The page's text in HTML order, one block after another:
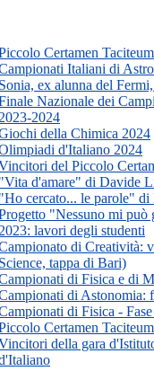
Certamen
Italiani di
Sonia, ex alunna del
Nazionale dei
2023-2024
della Chimica 2024
d'Italiano 2024
del Piccolo
"Vita d'amare" di Davide
"Ho cercato... le parole" di
"Nessuno mi può
2023: lavori degli studenti
di Creatività:
Science, tappa di Bari)
di Fisica e di
di Astonomia:
di Fisica -
Certamen
della gara